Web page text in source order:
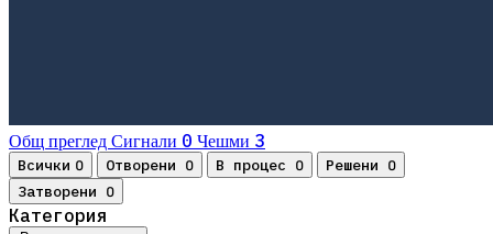
Общ преглед Сигнали 0 Чешми 3
Всички 0 Отворени 0 В процес 0 Решени 0
Затворени 0
Категория